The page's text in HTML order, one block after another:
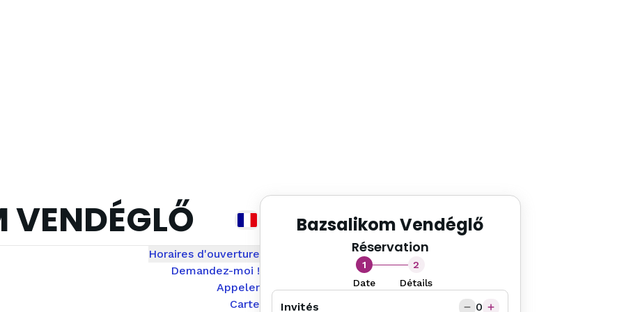
Horaires d'ouverture
Demandez-moi !
Appeler
Carte
Bazsalikom Vendéglő
Réservation
1
Date
2
Détails
Invités 0